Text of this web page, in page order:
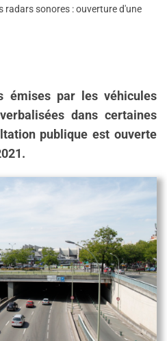
radars sonores : ouverture d'une
émises par les véhicules
dans certaines
publique est ouverte